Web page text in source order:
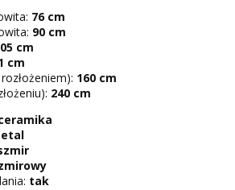
76 cm
90 cm
cm
cm
160 cm
240 cm
tak